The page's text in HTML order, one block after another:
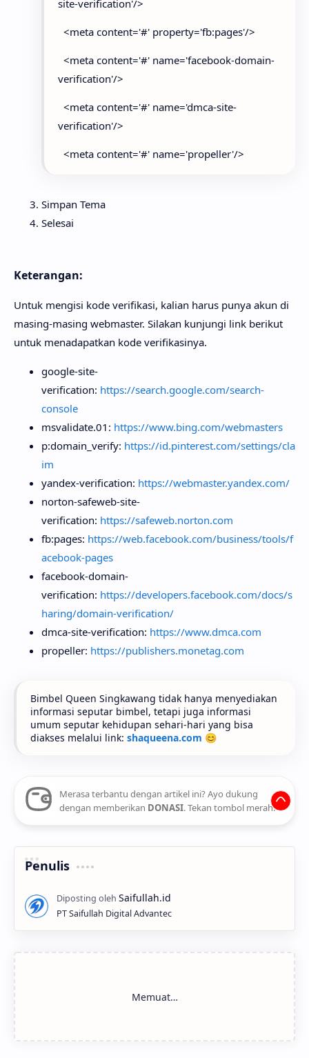
site-verification'/>
<meta content='#' property='fb:pages'/>
<meta content='#' name='facebook-domain-
verification'/>
<meta content='#' name='dmca-site-
verification'/>
<meta content='#' name='propeller'/>
Simpan Tema
Selesai
Keterangan:
Untuk mengisi kode verifikasi, kalian harus punya akun di
masing-masing webmaster. Silakan kunjungi link berikut
untuk menadapatkan kode verifikasinya.
google-site-
verification: https://search.google.com/search-
console
msvalidate.01: https://www.bing.com/webmasters
p:domain_verify: https://id.pinterest.com/settings/cla
im
yandex-verification: https://webmaster.yandex.com/
norton-safeweb-site-
verification: https://safeweb.norton.com
fb:pages: https://web.facebook.com/business/tools/f
acebook-pages
facebook-domain-
verification: https://developers.facebook.com/docs/s
haring/domain-verification/
dmca-site-verification: https://www.dmca.com
propeller: https://publishers.monetag.com
Bimbel Queen Singkawang tidak hanya menyediakan
informasi seputar bimbel, tetapi juga informasi
umum seputar kehidupan sehari-hari yang bisa
diakses melalui link: shaqueena.com 😊
Merasa terbantu dengan artikel ini? Ayo dukung
dengan memberikan DONASI. Tekan tombol merah.
Penulis
PT Saifullah Digital Advantec